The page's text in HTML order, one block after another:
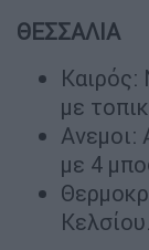
ΘΕΣΣΑΛΙΑ
Καιρός:
με
Ανεμοι:
με 4
Κελσίου.